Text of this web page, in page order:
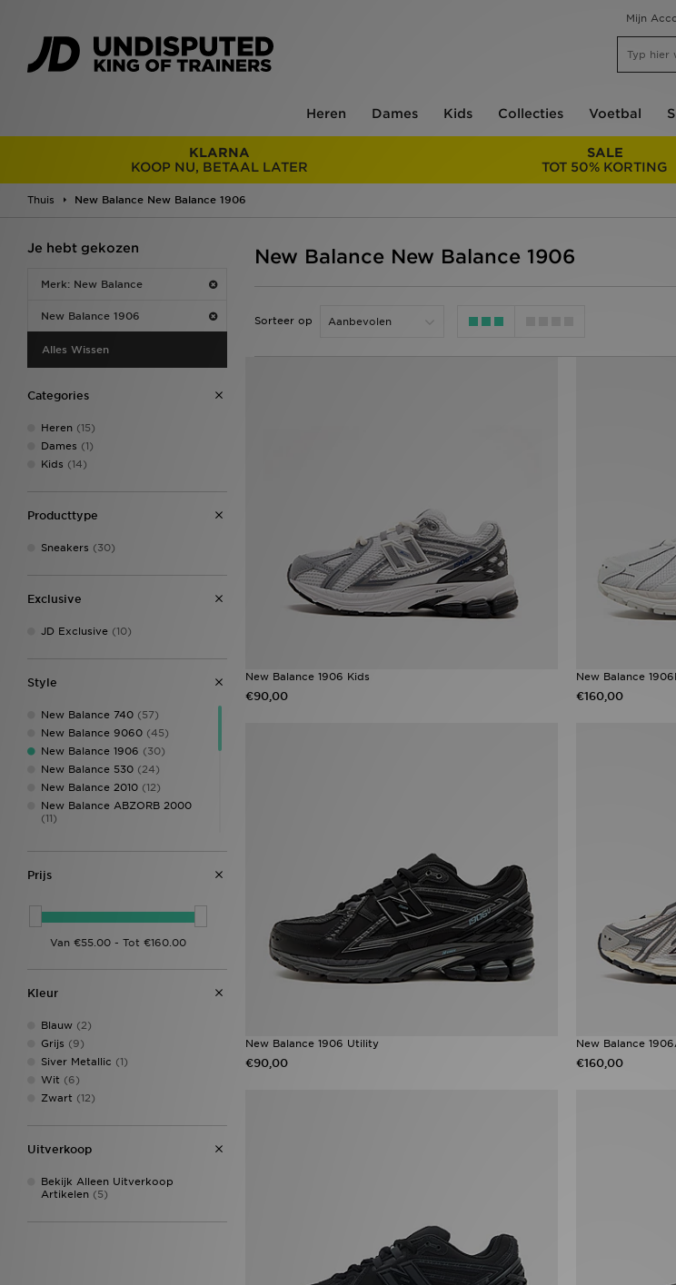
Mijn
Heren Dames Kids Collecties Voetbal
KLARNA
KOOP NU, BETAAL LATER
SALE
TOT 50% KORTING
Thuis New Balance New Balance 1906
Je hebt gekozen
Merk: New Balance
New Balance 1906
Alles Wissen
Categories
Heren (15)
Dames (1)
Kids (14)
Producttype
Sneakers (30)
Exclusive
JD Exclusive (10)
Style
New Balance 740 (57)
New Balance 9060 (45)
New Balance 1906 (30)
New Balance 530 (24)
New Balance 2010 (12)
New Balance ABZORB 2000
(11)
New Balance 1000(6)
New Balance 204L
New Balance 950(5)
New Balance Ellipse
New Balance FuelCell Rebel
New Balance M1000
Prijs
Kleur
Blauw (2)
Grijs (9)
Siver Metallic (1)
Wit (6)
Zwart (12)
Uitverkoop
Bekijk Alleen Uitverkoop
Artikelen (5)
New Balance New Balance 1906
Sorteer op
New Balance 1906 Kids
€90,00
New Balance
€160,00
New Balance 1906 Utility
€90,00
New Balance
€160,00